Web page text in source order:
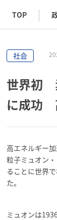
TOP
社会
世界初
に成功
高エネルギー
粒子ミュオン
ることに世界
た。
ミュオンは